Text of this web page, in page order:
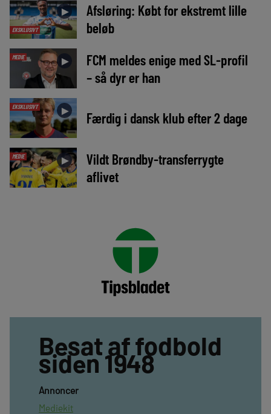
EKSKLUSIVT
►
Afsløring: Købt for ekstremt lille
beløb
MEDIE ►
FCM meldes enige med SL-profil
– så dyr er han
EKSKLUSIVT ► Færdig i dansk klub efter 2 dage
MEDIE ►
Vildt Brøndby-transferrygte
aflivet
Besat af fodbold
siden 1948
Annoncer
Mediekit